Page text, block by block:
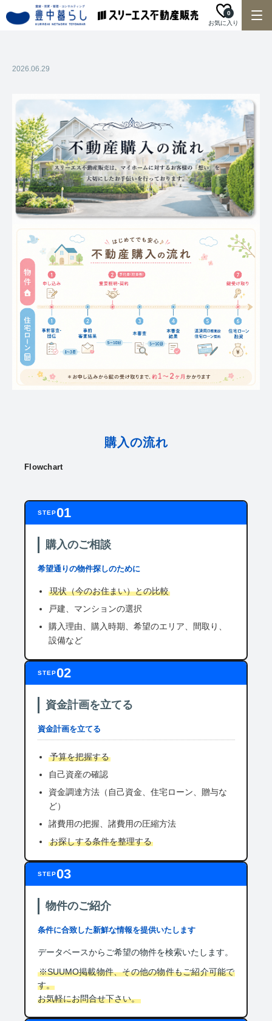
お気に入り
0
2026.06.29
購入の流れ
Flowchart
STEP01
購入のご相談
希望通りの物件探しのために
現状（今のお住まい）との比較
戸建、マンションの選択
購入理由、購入時期、希望のエリア、間取り、
設備など
STEP02
資金計画を立てる
資金計画を立てる
予算を把握する
自己資産の確認
資金調達方法（自己資金、住宅ローン、贈与な
ど）
諸費用の把握、諸費用の圧縮方法
お探しする条件を整理する
STEP03
物件のご紹介
条件に合致した新鮮な情報を提供いたします
データベースからご希望の物件を検索いたします。
※SUUMO掲載物件、その他の物件もご紹介可能で
す。
お気軽にお問合せ下さい。